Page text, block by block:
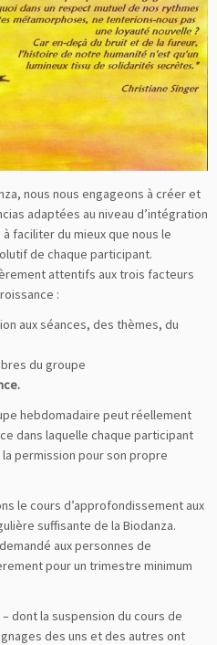
nous nous engageons à créer et
adaptées au niveau d’intégration
faciliter du mieux que nous le
de chaque participant.
attentifs aux trois facteurs
:
aux séances, des thèmes, du
du groupe
hebdomadaire peut réellement
dans laquelle chaque participant
permission pour son propre
le cours d’approfondissement aux
suffisante de la Biodanza.
aux personnes de
pour un trimestre minimum
dont la suspension du cours de
des uns et des autres ont